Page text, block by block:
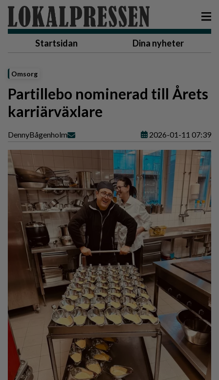
Startsidan Dina nyheter
Omsorg
Partillebo nominerad till Årets
karriärväxlare
DennyBågenholm 2026-01-11 07:39